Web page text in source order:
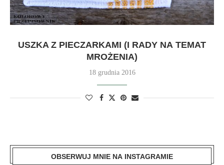
USZKA Z PIECZARKAMI (I RADY NA TEMAT
MROŻENIA)
18 grudnia 2016
OBSERWUJ MNIE NA INSTAGRAMIE